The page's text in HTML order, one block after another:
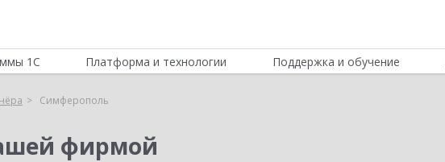
1С Платформа и технологии Поддержка и обучение
Симферополь
фирмой